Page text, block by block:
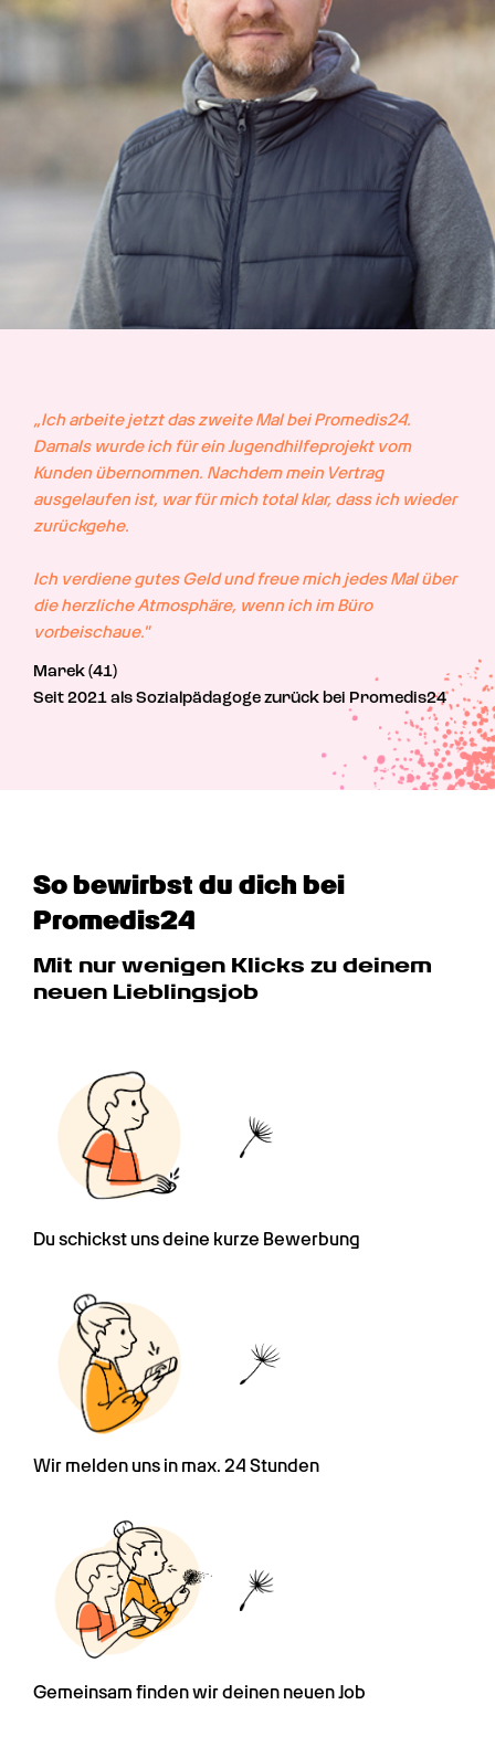
„Ich arbeite jetzt das zweite Mal bei Promedis24.
Damals wurde ich für ein Jugendhilfeprojekt vom
Kunden übernommen. Nachdem mein Vertrag
ausgelaufen ist, war für mich total klar, dass ich wieder
zurückgehe.
Ich verdiene gutes Geld und freue mich jedes Mal über
die herzliche Atmosphäre, wenn ich im Büro
vorbeischaue."
Marek (41)
Seit 2021 als Sozialpädagoge zurück bei Promedis24
So bewirbst du dich bei
Promedis24
Mit nur wenigen Klicks zu deinem
neuen Lieblingsjob
Du schickst uns deine kurze Bewerbung
Wir melden uns in max. 24 Stunden
Gemeinsam finden wir deinen neuen Job